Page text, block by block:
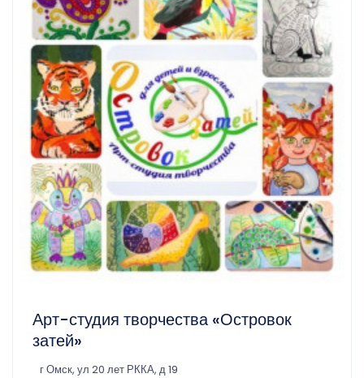
Арт-студия творчества «Островок
затей»
г Омск, ул 20 лет РККА, д 19